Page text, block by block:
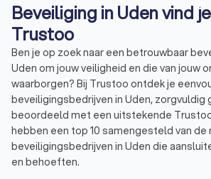
Beveiliging in Uden vind
Trustoo
Ben je op zoek naar een betrouwbaar
Uden om jouw veiligheid en die van jouw
waarborgen? Bij Trustoo ontdek je
beveiligingsbedrijven in Uden,
beoordeeld met een uitstekende Trustoo
hebben een top 10 samengesteld van de
beveiligingsbedrijven in Uden die
en behoeften.